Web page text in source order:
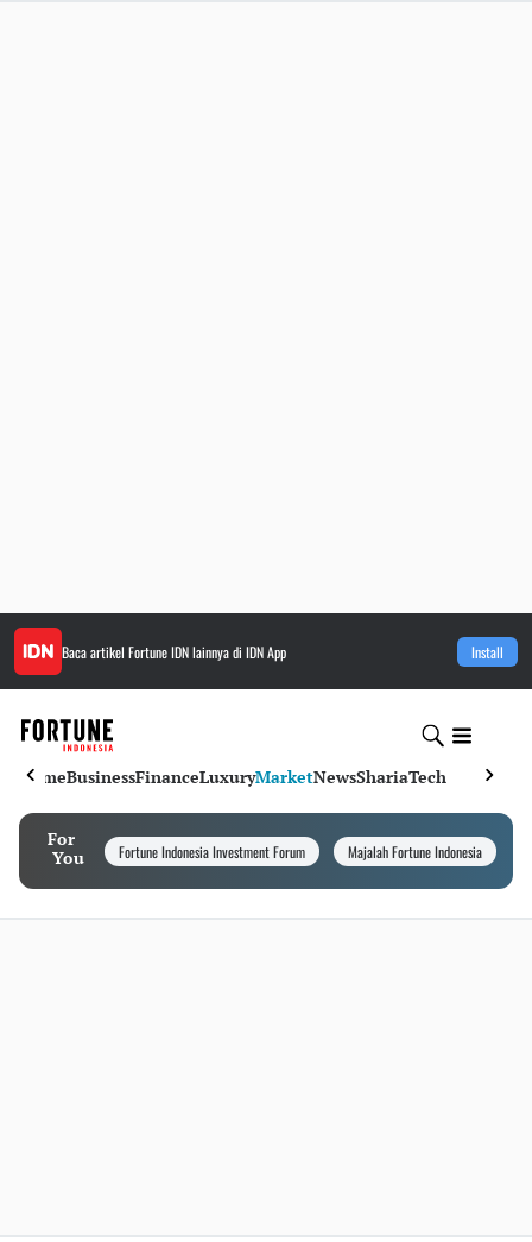
Baca artikel Fortune IDNlainnya di IDN App Install
HomeBusinessFinanceLuxuryMarketNewsShariaTech
For
You
Fortune Indonesia Investment Forum Majalah Fortune Indonesia